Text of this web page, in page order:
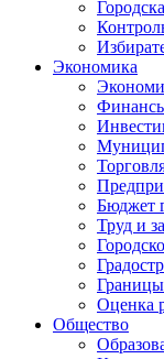
Экономика
Бюджет
Труд и
Оценка
Общество